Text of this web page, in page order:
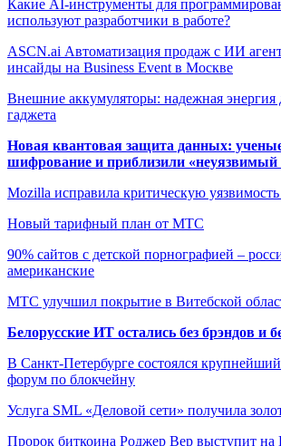
Какие AI-инструменты для
используют разработчики в работе?
ASCN.ai Автоматизация продаж с ИИ
инсайды на Business Event в Москве
Внешние аккумуляторы: надежная энергия
гаджета
Новая квантовая защита данных:
шифрование и приблизили «неуязвимый
Mozilla исправила критическую
Новый тарифный план от МТС
90% сайтов с детской порнографией –
американские
МТС улучшил покрытие в Витебской
Белорусские ИТ остались без брэндов и
В Санкт-Петербурге состоялся
форум по блокчейну
Услуга SML «Деловой сети» получила
Пророк биткоина Роджер Вер выступит на